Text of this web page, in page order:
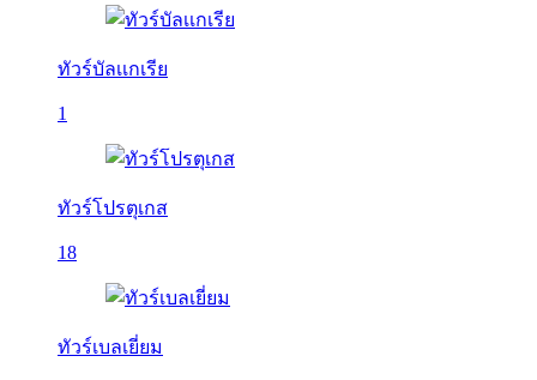
ทัวร์บัลเเกเรีย
1
ทัวร์โปรตุเกส
18
ทัวร์เบลเยี่ยม